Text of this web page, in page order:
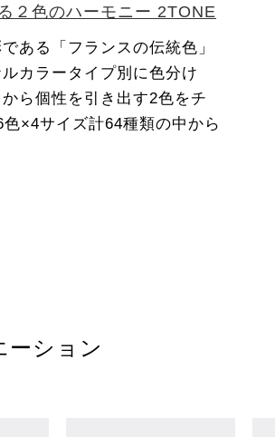
２色のハーモニー 2TONE
ある「フランスの伝統色」
カラータイプ別に色分け
ら個性を引き出す2色をチ
色×4サイズ計64種類の中から
ーション